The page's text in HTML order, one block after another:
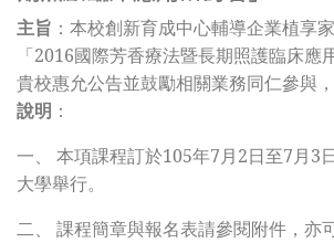
主旨 ： 本校創新育成中心輔導企業植享
「2016國際芳香療法暨長期照護臨床應
貴校惠允公告並鼓勵相關業務同仁參與，
說明 ：
一、 本項課程訂於105年7月2日至7月3
大學舉行。
二、 課程簡章與報名表請參閱附件，亦